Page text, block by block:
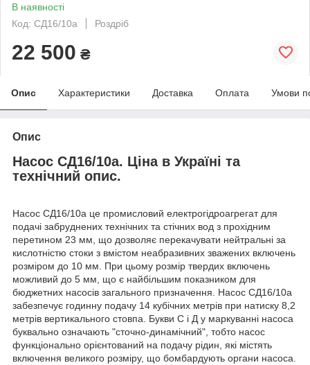
В наявності
Код: СД16/10а
Роздріб
22 500 ₴
Опис Характеристики Доставка Оплата Умови
Опис
Насос СД16/10а. Ціна в Україні та
технічний опис.
Насос СД16/10а це промисловий електрогідроагрегат для
подачі забруднених технічних та стічних вод з прохідним
перетином 23 мм, що дозволяє перекачувати нейтральні за
кислотністю стоки з вмістом неабразивних зважених включень
розміром до 10 мм. При цьому розмір твердих включень
можливий до 5 мм, що є найбільшим показником для
бюджетних насосів загального призначення. Насос СД16/10а
забезпечує годинну подачу 14 кубічних метрів при натиску 8,2
метрів вертикального стовпа. Букви С і Д у маркуванні насоса
буквально означають "сточно-динамічний", тобто насос
функціонально орієнтований на подачу рідин, які містять
включення великого розміру, що бомбардують органи насоса.